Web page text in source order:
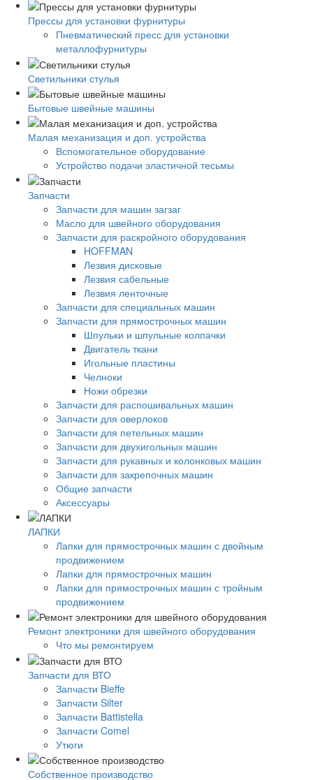
Прессы для установки фурнитуры
Пневматический пресс для установки
металлофурнитуры
Светильники стулья
Бытовые швейные машины
Малая механизация и доп. устройства
Вспомогательное оборудование
Устройство подачи эластичной тесьмы
Запчасти
Запчасти для машин загзаг
Масло для швейного оборудования
Запчасти для раскройного оборудования
HOFFMAN
Лезвия дисковые
Лезвия сабельные
Лезвия ленточные
Запчасти для специальных машин
Запчасти для прямострочных машин
Шпульки и шпульные колпачки
Двигатель ткани
Игольные пластины
Челноки
Ножи обрезки
Запчасти для распошивальных машин
Запчасти для оверлоков
Запчасти для петельных машин
Запчасти для двухигольных машин
Запчасти для рукавных и колонковых машин
Запчасти для закрепочных машин
Общие запчасти
Аксессуары
ЛАПКИ
Лапки для прямострочных машин с двойным
продвижением
Лапки для прямострочных машин
Лапки для прямострочных машин с тройным
продвижением
Ремонт электроники для швейного оборудования
Что мы ремонтируем
Запчасти для ВТО
Запчасти Bieffe
Запчасти Silter
Запчасти Battistella
Запчасти Comel
Утюги
Собственное производство